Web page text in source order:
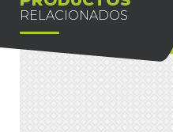
RELACIONADOS